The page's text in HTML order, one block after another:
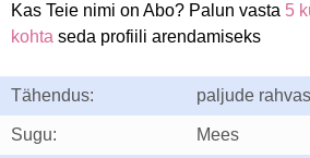
Kas Teie nimi on Abo? Palun vasta 5
kohta seda profiili arendamiseks
Tähendus: paljude
Sugu: Mees